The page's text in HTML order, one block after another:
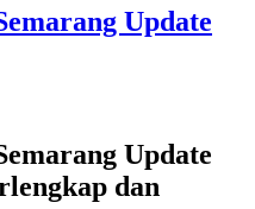
Update
Update
dan